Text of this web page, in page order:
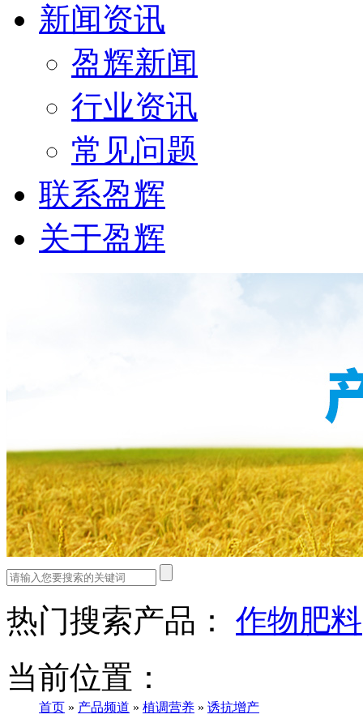
新闻资讯
盈辉新闻
行业资讯
常见问题
联系盈辉
关于盈辉
热门搜索产品： 作物肥料
当前位置：
首页 » 产品频道 » 植调营养 » 诱抗增产